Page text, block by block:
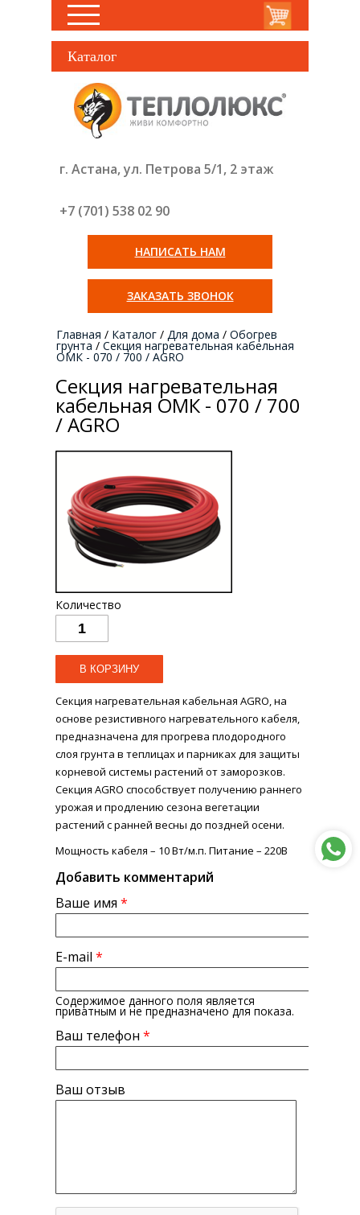
Каталог
г. Астана, ул. Петрова 5/1, 2 этаж
+7 (701) 538 02 90
НАПИСАТЬ НАМ
ЗАКАЗАТЬ ЗВОНОК
Главная / Каталог / Для дома / Обогрев
грунта / Секция нагревательная кабельная
ОМК - 070 / 700 / AGRO
Секция нагревательная
кабельная ОМК - 070 / 700
/ AGRO
Количество
Секция нагревательная кабельная AGRO, на
основе резистивного нагревательного кабеля,
предназначена для прогрева плодородного
слоя грунта в теплицах и парниках для защиты
корневой системы растений от заморозков.
Секция AGRO способствует получению раннего
урожая и продлению сезона вегетации
растений с ранней весны до поздней осени.
Мощность кабеля – 10 Вт/м.п. Питание – 220В
Добавить комментарий
Ваше имя *
E-mail *
Содержимое данного поля является
приватным и не предназначено для показа.
Ваш телефон *
Ваш отзыв